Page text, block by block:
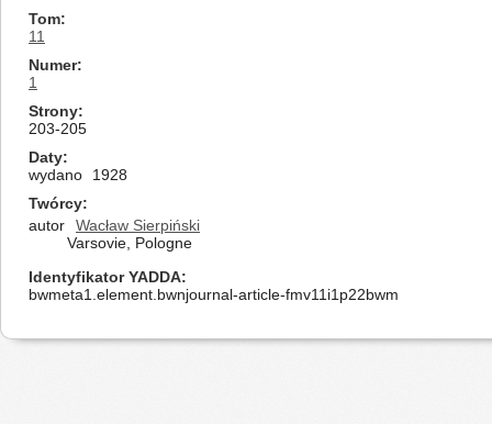
Tom
11
Numer
1
Strony
203-205
Daty
wydano
1928
Twórcy
autor
Wacław Sierpiński
Varsovie, Pologne
Identyfikator YADDA
bwmeta1.element.bwnjournal-article-fmv11i1p22bwm